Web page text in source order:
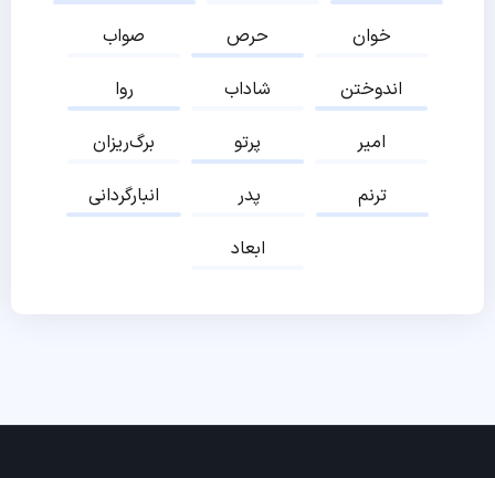
صواب
حرص
خوان
روا
شاداب
اندوختن
برگ‌ریزان
پرتو
امیر
انبارگردانی
پدر
ترنم
ابعاد